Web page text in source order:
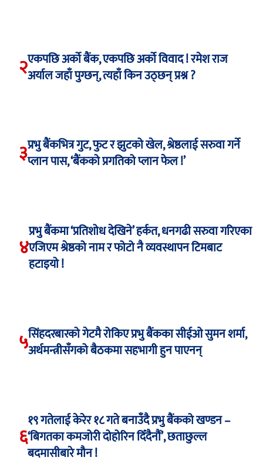
२एकपछि अर्को बैंक, एकपछि अर्को विवाद ! रमेश राज
अर्याल जहाँ पुग्छन्, त्यहाँ किन उठ्छन् प्रश्न ?
३प्रभु बैंकभित्र गुट, फुट र झुटको खेल, श्रेष्ठलाई सरुवा गर्ने
प्लान पास, ‘बैंकको प्रगतिको प्लान फेल !’
४
प्रभु बैंकमा ‘प्रतिशोध देखिने’ हर्कत, धनगढी सरुवा गरिएका
एजिएम श्रेष्ठको नाम र फोटो नै व्यवस्थापन टिमबाट
हटाइयो !
५सिंहदरबारको गेटमै रोकिए प्रभु बैंकका सीईओ सुमन शर्मा,
अर्थमन्त्रीसँगको बैठकमा सहभागी हुन पाएनन्
६
१९ गतेलाई केरेर १८ गते बनाउँदै प्रभु बैंकको खण्डन –
‘बिगतका कमजोरी दोहोरिन दिँदैनौं’, छताछुल्ल
बदमासीबारे मौन !